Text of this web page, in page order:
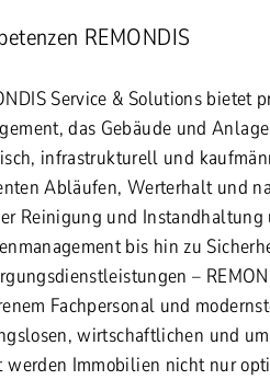
REMONDIS
Service & Solutions bietet
das Gebäude und
infrastrukturell und
Abläufen, Werterhalt und
Reinigung und Instandhaltung
bis hin zu
–
Fachpersonal und
wirtschaftlichen und
werden Immobilien nicht nur